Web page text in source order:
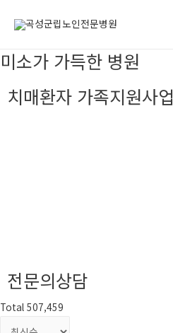
미소가 가득한 병원
치매환자 가족지원사업
전문의상담
Total 507,459